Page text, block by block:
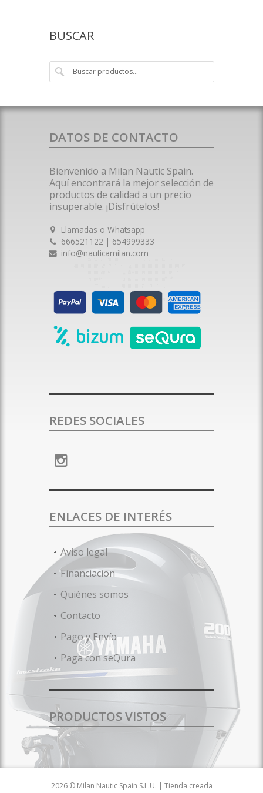
BUSCAR
DATOS DE CONTACTO
Bienvenido a Milan Nautic Spain.
Aquí encontrará la mejor selección de
productos de calidad a un precio
insuperable. ¡Disfrútelos!
Llamadas o Whatsapp
666521122 | 654999333
info@nauticamilan.com
REDES SOCIALES
ENLACES DE INTERÉS
Aviso legal
Financiacion
Quiénes somos
Contacto
Pago y Envío
Paga con seQura
PRODUCTOS VISTOS
2026 © Milan Nautic Spain S.L.U. | Tienda creada